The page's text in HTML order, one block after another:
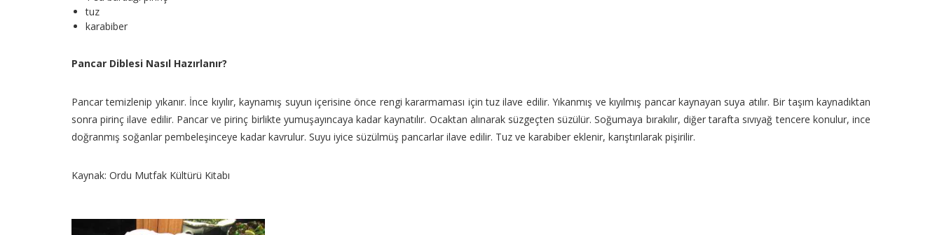
tuz
karabiber
Pancar Diblesi Nasıl Hazırlanır?
Pancar temizlenip yıkanır. İnce kıyılır, kaynamış suyun içerisine önce rengi kararmaması için tuz ilave edilir. Yıkanmış ve kıyılmış pancar kaynayan suya atılır. Bir taşım kaynadıktan
sonra pirinç ilave edilir. Pancar ve pirinç birlikte yumuşayıncaya kadar kaynatılır. Ocaktan alınarak süzgeçten süzülür. Soğumaya bırakılır, diğer tarafta sıvıyağ tencere konulur, ince
doğranmış soğanlar pembeleşinceye kadar kavrulur. Suyu iyice süzülmüş pancarlar ilave edilir. Tuz ve karabiber eklenir, karıştırılarak pişirilir.
Kaynak: Ordu Mutfak Kültürü Kitabı